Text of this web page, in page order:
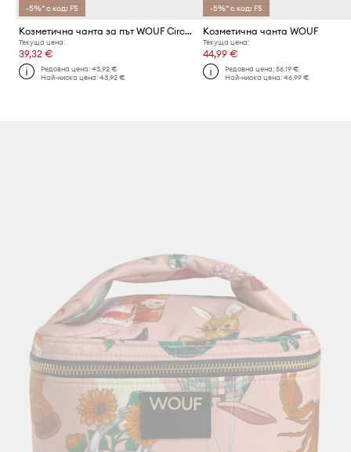
-5%* с код: FS
Козметична чанта за път WOUF Circus 20 x 13 x 9.5 cm
Текуща цена:
39,32 €
Редовна цена:43,92 €
Най-ниска цена:43,92 €
-5%* с код: FS
Козметична чанта WOUF
Текуща цена:
44,99 €
Редовна цена: 56,19 €
Най-ниска цена: 46,99 €